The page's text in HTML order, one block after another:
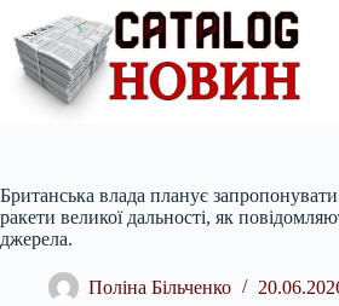
вмісту
Британська влада планує запропонувати
ракети великої дальності, як
джерела.
Поліна Більченко